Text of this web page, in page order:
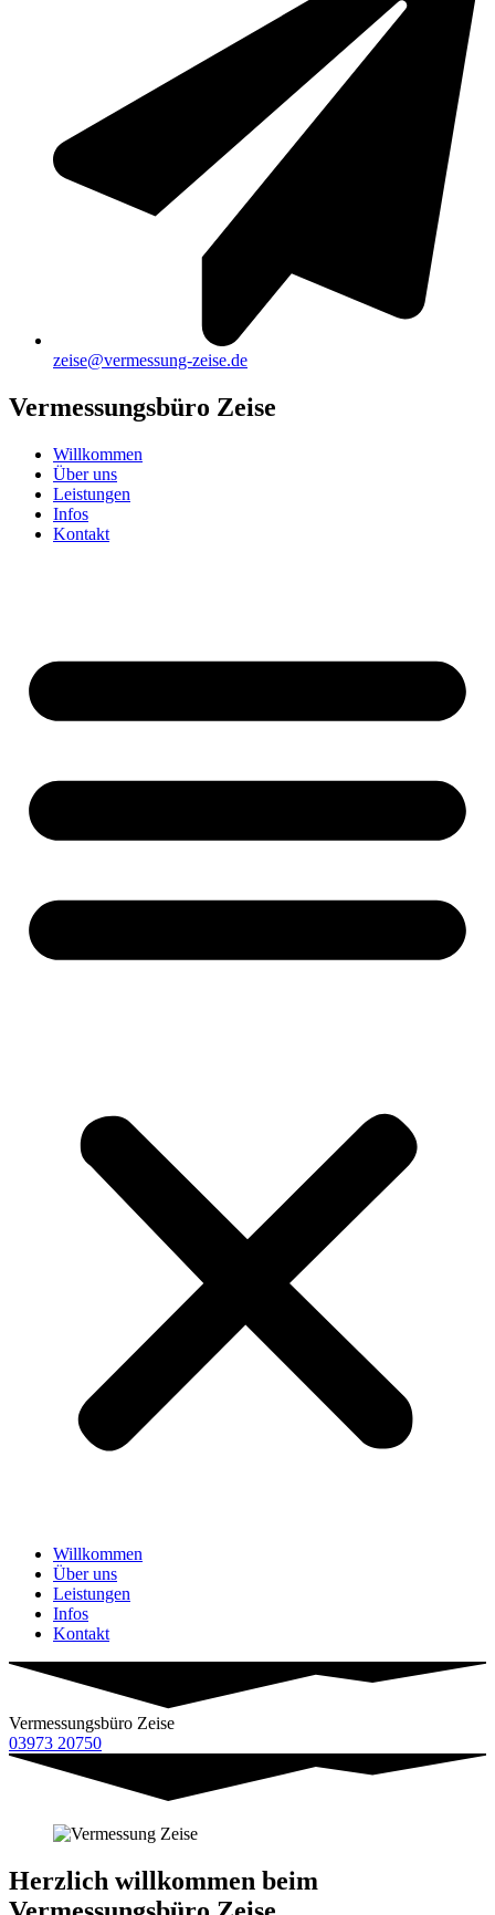
zeise@vermessung-zeise.de
Vermessungsbüro Zeise
Willkommen
Über uns
Leistungen
Infos
Kontakt
Willkommen
Über uns
Leistungen
Infos
Kontakt
Vermessungs­büro Zeise
03973 20750
Herzlich willkommen beim